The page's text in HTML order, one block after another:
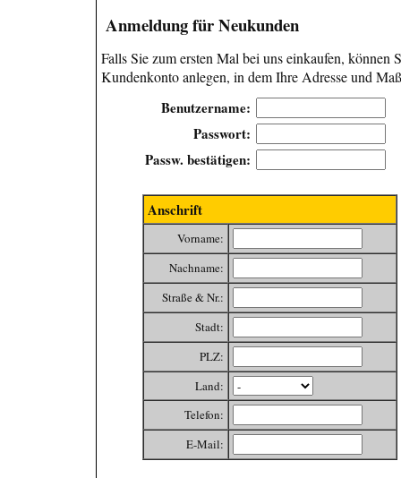
Anmeldung für Neukunden
Falls Sie zum ersten Mal bei uns einkaufen, können
Kundenkonto anlegen, in dem Ihre Adresse und
Benutzername:
Passwort:
Passw. bestätigen:
Anschrift
Vorname:
Nachname:
Straße & Nr.:
Stadt:
PLZ:
Land:
Telefon:
E-Mail: